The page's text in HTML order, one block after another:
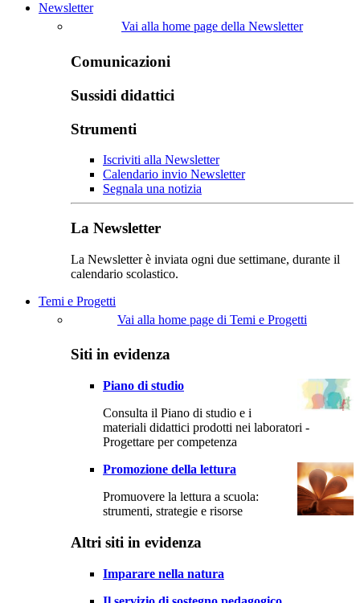
Newsletter
Vai alla home page della Newsletter
Comunicazioni
Sussidi didattici
Strumenti
Iscriviti alla Newsletter
Calendario invio Newsletter
Segnala una notizia
La Newsletter
La Newsletter è inviata ogni due settimane, durante il
calendario scolastico.
Temi e Progetti
Vai alla home page di Temi e Progetti
Siti in evidenza
Piano di studio
Consulta il Piano di studio e i
materiali didattici prodotti nei laboratori -
Progettare per competenza
Promozione della lettura
Promuovere la lettura a scuola:
strumenti, strategie e risorse
Altri siti in evidenza
Imparare nella natura